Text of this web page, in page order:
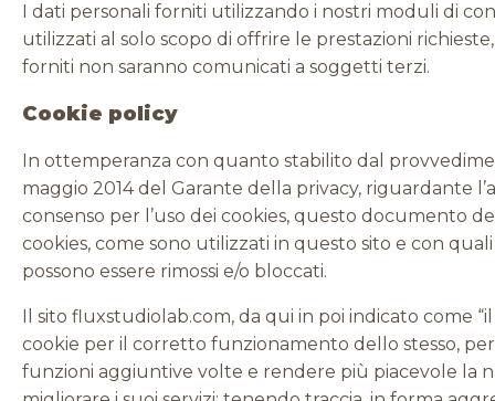
I dati personali forniti utilizzando i nostri moduli di
utilizzati al solo scopo di offrire le prestazioni
forniti non saranno comunicati a soggetti terzi.
Cookie policy
In ottemperanza con quanto stabilito dal
maggio 2014 del Garante della privacy, riguardante
consenso per l’uso dei cookies, questo documento
cookies, come sono utilizzati in questo sito e con
possono essere rimossi e/o bloccati.
Il sito fluxstudiolab.com, da qui in poi indicato come “il
cookie per il corretto funzionamento dello stesso,
funzioni aggiuntive volte e rendere più piacevole la